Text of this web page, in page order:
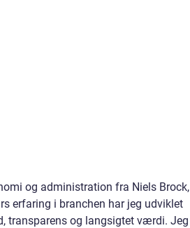
og administration fra Niels Brock,
erfaring i branchen har jeg udviklet
transparens og langsigtet værdi. Jeg